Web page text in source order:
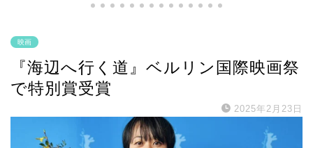
映画
『海辺へ行く道』ベルリン国際映画祭
で特別賞受賞
2025年2月23日